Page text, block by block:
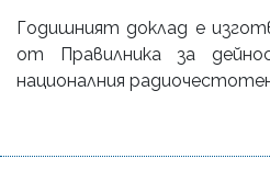
Годишният доклад е
от Правилника за
националния